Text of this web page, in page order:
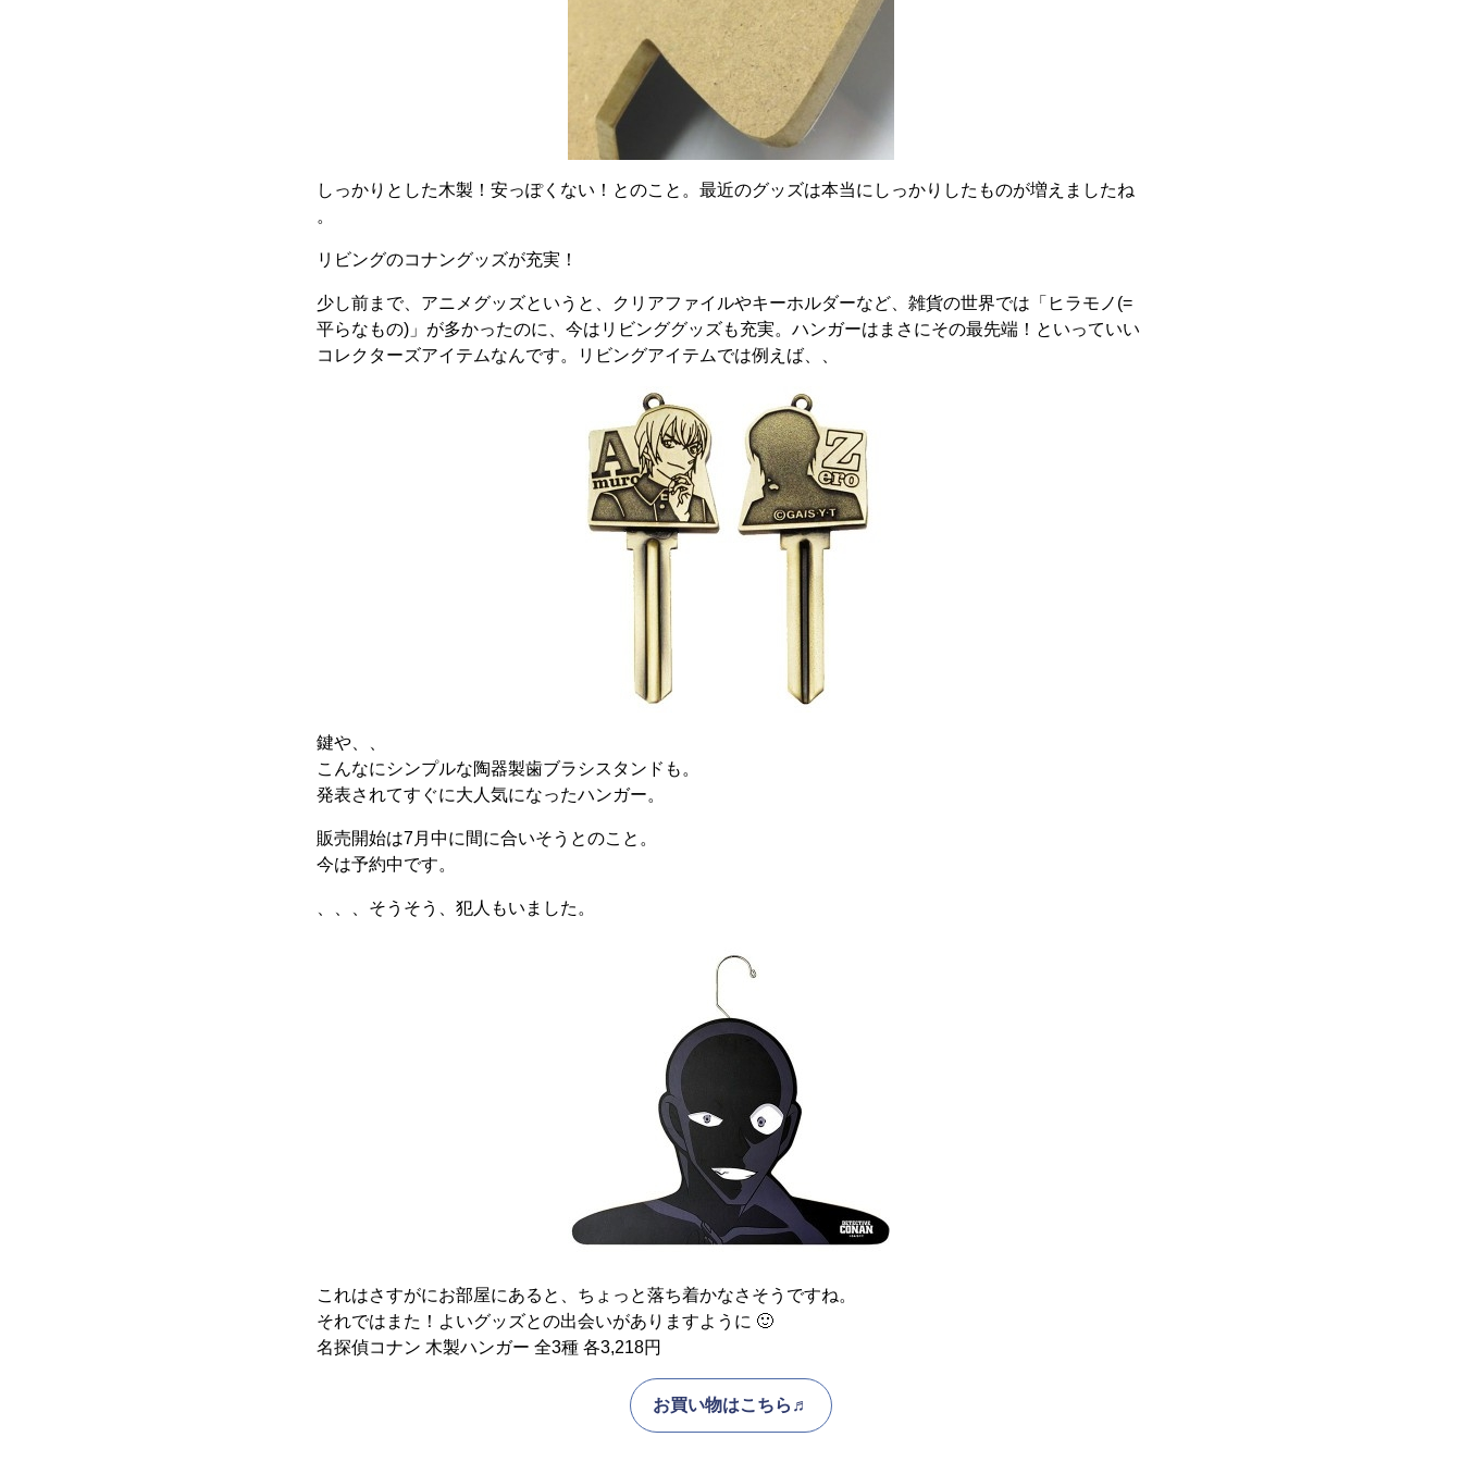
しっかりとした木製！安っぽくない！とのこと。最近のグッズは本当にしっかりしたものが増えましたね
。
リビングのコナングッズが充実！
少し前まで、アニメグッズというと、クリアファイルやキーホルダーなど、雑貨の世界では「ヒラモノ(=
平らなもの)」が多かったのに、今はリビンググッズも充実。ハンガーはまさにその最先端！といっていい
コレクターズアイテムなんです。リビングアイテムでは例えば、、
鍵や、、
こんなにシンプルな陶器製歯ブラシスタンドも。
発表されてすぐに大人気になったハンガー。
販売開始は7月中に間に合いそうとのこと。
今は予約中です。
、、、そうそう、犯人もいました。
これはさすがにお部屋にあると、ちょっと落ち着かなさそうですね。
それではまた！よいグッズとの出会いがありますように 🙂
名探偵コナン 木製ハンガー 全3種 各3,218円
お買い物はこちら♬